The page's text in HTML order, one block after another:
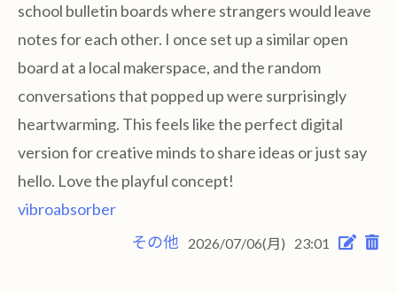
school bulletin boards where strangers would leave
notes for each other. I once set up a similar open
board at a local makerspace, and the random
conversations that popped up were surprisingly
heartwarming. This feels like the perfect digital
version for creative minds to share ideas or just say
hello. Love the playful concept!
vibroabsorber
その他
2026/07/06(月) 23:01